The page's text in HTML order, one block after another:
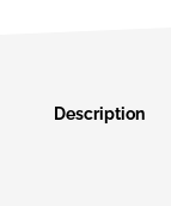
Description